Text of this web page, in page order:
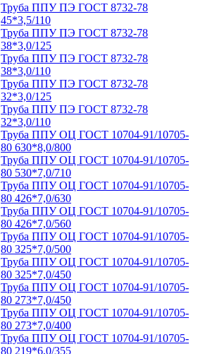
Труба ППУ ПЭ ГОСТ 8732-78
45*3,5/110
Труба ППУ ПЭ ГОСТ 8732-78
38*3,0/125
Труба ППУ ПЭ ГОСТ 8732-78
38*3,0/110
Труба ППУ ПЭ ГОСТ 8732-78
32*3,0/125
Труба ППУ ПЭ ГОСТ 8732-78
32*3,0/110
Труба ППУ ОЦ ГОСТ 10704-91/10705-
80 630*8,0/800
Труба ППУ ОЦ ГОСТ 10704-91/10705-
80 530*7,0/710
Труба ППУ ОЦ ГОСТ 10704-91/10705-
80 426*7,0/630
Труба ППУ ОЦ ГОСТ 10704-91/10705-
80 426*7,0/560
Труба ППУ ОЦ ГОСТ 10704-91/10705-
80 325*7,0/500
Труба ППУ ОЦ ГОСТ 10704-91/10705-
80 325*7,0/450
Труба ППУ ОЦ ГОСТ 10704-91/10705-
80 273*7,0/450
Труба ППУ ОЦ ГОСТ 10704-91/10705-
80 273*7,0/400
Труба ППУ ОЦ ГОСТ 10704-91/10705-
80 219*6,0/355